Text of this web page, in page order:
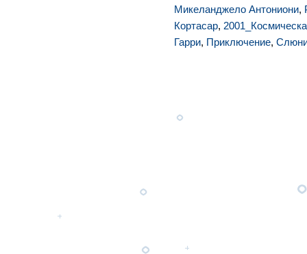
Микеланджело Антониони,
Кортасар,
Гарри, Приключение,